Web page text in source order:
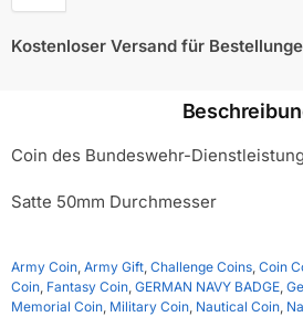
Kostenloser Versand für
Coin des Bundeswehr-
Satte 50mm Durchmesser
Army Coin, Army Gift, Challenge Coins, Coin
Coin, Fantasy Coin, GERMAN NAVY BADGE,
Memorial Coin, Military Coin, Nautical Coin,